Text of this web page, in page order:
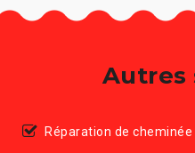
Autres
Réparation de